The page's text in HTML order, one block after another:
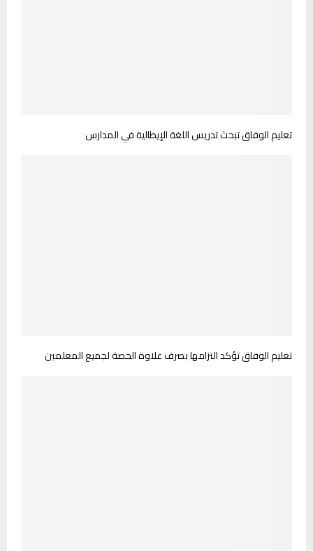
تعليم الوفاق تبحث تدريس اللغة اﻹيطالية في المدارس
تعليم الوفاق تؤكد التزامها بصرف علاوة الحصة لجميع المعلمين